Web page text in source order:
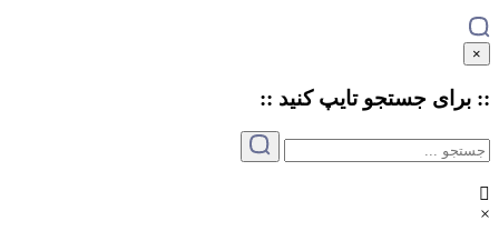
×
:: برای جستجو تایپکنید ::
×